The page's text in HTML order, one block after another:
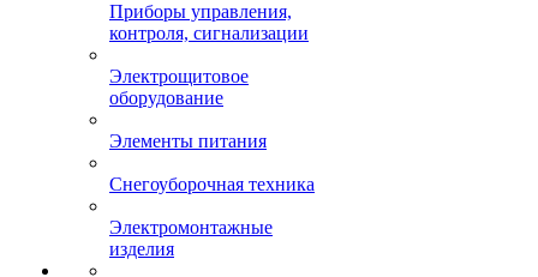
Приборы управления,
контроля, сигнализации
Электрощитовое
оборудование
Элементы питания
Снегоуборочная техника
Электромонтажные
изделия